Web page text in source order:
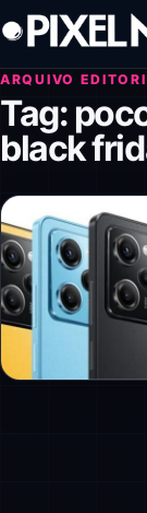
Pular para o
ARQUIVO
Tag:
black